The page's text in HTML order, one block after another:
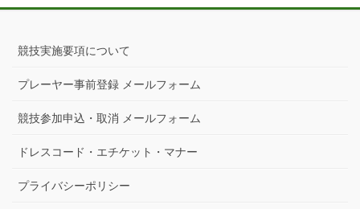
競技実施要項について
プレーヤー事前登録 メールフォーム
競技参加申込・取消 メールフォーム
ドレスコード・エチケット・マナー
プライバシーポリシー